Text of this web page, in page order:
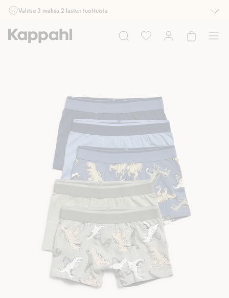
Valitse 3 maksa 2 lasten tuotteista
myymälässä ja verkossa. Ei voi yhdistää muihin alennuksiin tai tarjouksiin.